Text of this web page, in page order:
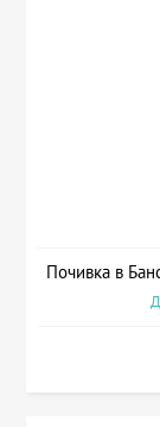
Почивка в